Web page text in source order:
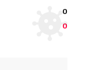
0
0